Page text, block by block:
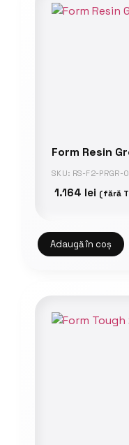
Form Resin
SKU: RS-F2-PRGR-
1.164 lei (fără
Adaugă în coș